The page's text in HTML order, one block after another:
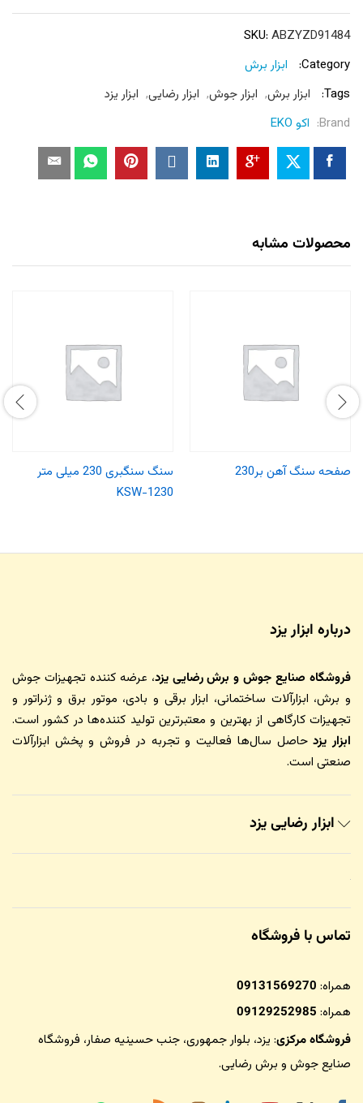
SKU: ABZYZD91484
Category:
ابزار برش
Tags:
ابزار برش, ابزار جوش, ابزار رضایی, ابزار یزد
Brand: اکو EKO
محصولات مشابه
صفحه سنگ آهن بر230
سنگ سنگبری 230 میلی متر
KSW-1230
درباره ابزار یزد
فروشگاه صنایع جوش و برش رضایی یزد، عرضه کننده تجهیزات جوش
و برش، ابزارآلات ساختمانی، ابزار برقی و بادی، موتور برق و ژنراتور و
تجهیزات کارگاهی از بهترین و معتبرترین تولید کننده‌ها در کشور است.
ابزار یزدحاصل سال‌ها فعالیت و تجربه در فروش و پخش ابزارآلات
صنعتی است.
ابزار رضایی یزد
تماس با فروشگاه
همراه: 09131569270
همراه: 09129252985
فروشگاه مرکزی: یزد، بلوار جمهوری، جنب حسینیه صفار، فروشگاه
صنایع جوش و برش رضایی.